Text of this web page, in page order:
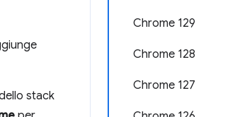
Chrome 129
Chrome 128
Chrome 127
stack